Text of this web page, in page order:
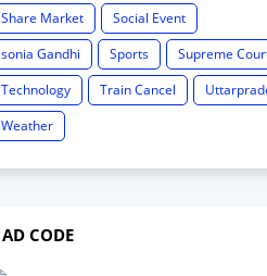
Share Market
Social Event
sonia Gandhi
Sports
Supreme
Technology
Train Cancel
Weather
AD CODE